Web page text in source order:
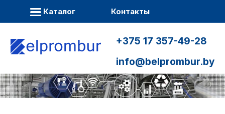
Каталог Контакты
+375 17 357-49-28
info@belprombur.by